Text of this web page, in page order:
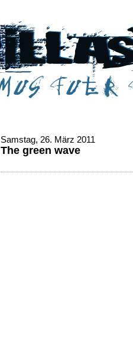
Samstag, 26. März 2011
The green wave